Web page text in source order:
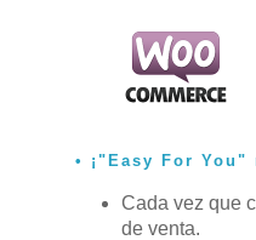
¡"Easy For You"
Cada vez que
de venta.